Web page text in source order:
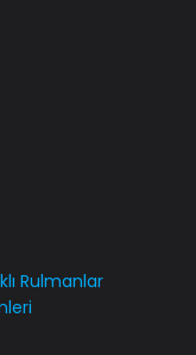
Rulmanlar